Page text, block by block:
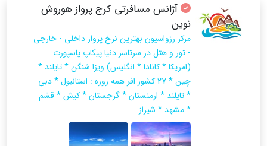
آژانس مسافرتی کرج پرواز هوروش
نوین
مرکز رزواسیون بهترین نرخ پرواز داخلی - خارجی
- تور و هتل در سرتاسر دنیا پیکاپ پاسپورت
(امریکا * کانادا * انگلیس) ویزا شنگن * تایلند *
چین * 27 کشور افر همه روزه : استانبول * دبی
* تایلند * ارمنستان * گرجستان * کیش * قشم
* مشهد * شیراز